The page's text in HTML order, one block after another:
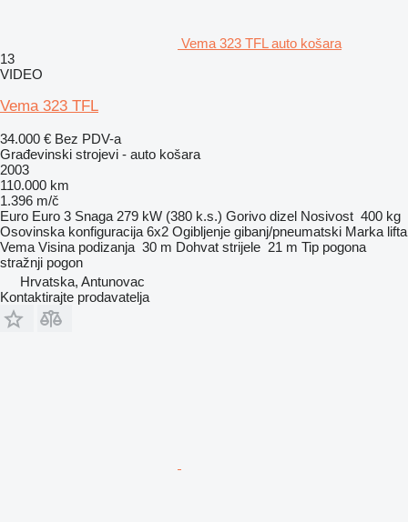
Vema 323 TFL auto košara
13
VIDEO
Vema 323 TFL
34.000 € Bez PDV-a
Građevinski strojevi - auto košara
2003
110.000 km
1.396 m/č
Euro Euro 3 Snaga 279 kW (380 k.s.) Gorivo dizel Nosivost 400 kg
Osovinska konfiguracija 6x2 Ogibljenje gibanj/pneumatski Marka lifta
Vema Visina podizanja 30 m Dohvat strijele 21 m Tip pogona
stražnji pogon
Hrvatska, Antunovac
Kontaktirajte prodavatelja